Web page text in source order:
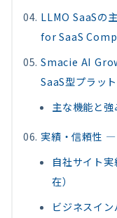
LLMO SaaSの
for SaaS
Smacie AI
SaaS型プラッ
主な機能と強
実績・信頼性 —
自社サイト
在）
ビジネスイン